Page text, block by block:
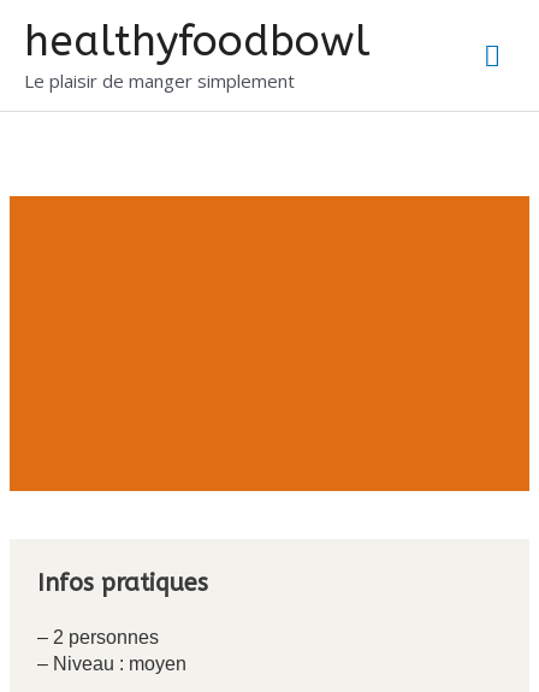
healthyfoodbowl
Le plaisir de manger simplement
Infos pratiques
– 2 personnes
– Niveau : moyen